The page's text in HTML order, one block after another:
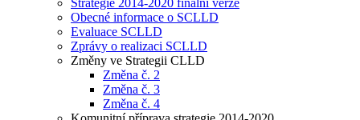
Strategie 2014-2020 finální verze
Obecné informace o SCLLD
Evaluace SCLLD
Zprávy o realizaci SCLLD
Změny ve Strategii CLLD
Změna č. 2
Změna č. 3
Změna č. 4